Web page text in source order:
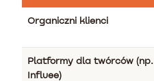
Organiczni klienci
Platformy dla twórców (np.
Influee)